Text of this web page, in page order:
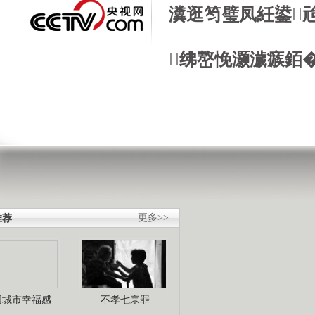
瀵逛笉璧凤紝鍙
绋嶅悗灏濊瘯銆
更多>>
荐
城市幸福感 不孝七宗罪